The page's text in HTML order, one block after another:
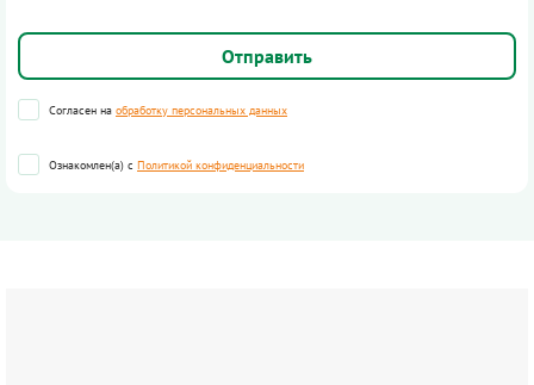
Согласен на обработку персональных данных
Ознакомлен(а) с Политикой конфиденциальности